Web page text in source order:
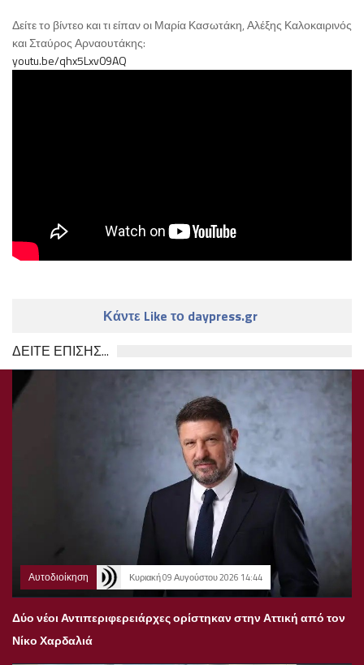
Δείτε το βίντεο και τι είπαν οι Μαρία Κασωτάκη, Αλέξης Καλοκαιρινός
και Σταύρος Αρναουτάκης:
youtu.be/qhx5Lxv09AQ
Κάντε Like το daypress.gr
ΔΕΙΤΕ ΕΠΙΣΗΣ...
Αυτοδιοίκηση Κυριακή 09 Αυγούστου 2026 14:44
Δύο νέοι Αντιπεριφερειάρχες ορίστηκαν στην Αττική από τον
Νίκο Χαρδαλιά